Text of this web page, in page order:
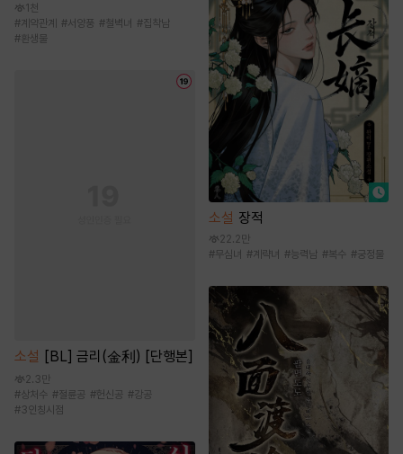
1천
# 계약관계 #서양풍 #철벽녀 #집착남
# 환생물
소설 [BL] 금리(金利) [단행본]
2.3만
#상처수 #절륜공 #헌신공 #강공
#3인칭시점
소설 장적
22.2만
#무심녀 #계략녀 #능력남 #복수 #궁정물